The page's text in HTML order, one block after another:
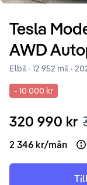
Tesla
AWD
Elbil · 12 952 mil ·
- 10 000 kr
320 990 kr
2 346 kr/mån